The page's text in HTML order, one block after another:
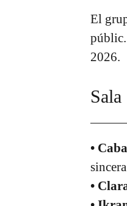
El
públic.
2026.
• Caba
•